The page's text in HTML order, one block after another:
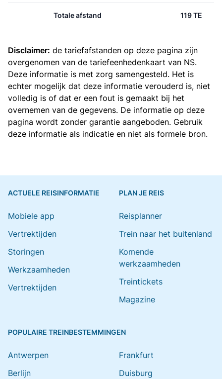
Totale afstand 119 TE
Disclaimer: de tariefafstanden op deze pagina zijn
overgenomen van de tariefeenhedenkaart van NS.
Deze informatie is met zorg samengesteld. Het is
echter mogelijk dat deze informatie verouderd is, niet
volledig is of dat er een fout is gemaakt bij het
overnemen van de gegevens. De informatie op deze
pagina wordt zonder garantie aangeboden. Gebruik
deze informatie als indicatie en niet als formele bron.
ACTUELE REISINFORMATIE
Mobiele app
Vertrektijden
Storingen
Werkzaamheden
Vertrektijden
PLAN JE REIS
Reisplanner
Trein naar het buitenland
Komende
werkzaamheden
Treintickets
Magazine
POPULAIRE TREINBESTEMMINGEN
Antwerpen
Berlijn
Frankfurt
Duisburg